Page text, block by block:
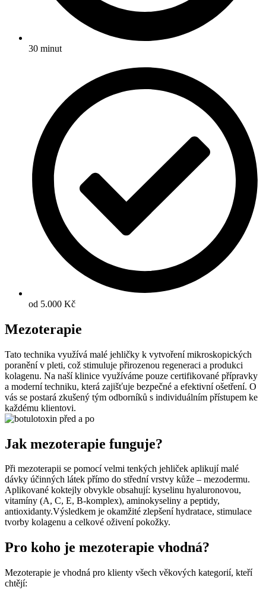
30 minut
od 5.000 Kč
Mezoterapie
Tato technika využívá malé jehličky k vytvoření mikroskopických
poranění v pleti, což stimuluje přirozenou regeneraci a produkci
kolagenu. Na naší klinice využíváme pouze certifikované přípravky
a moderní techniku, která zajišťuje bezpečné a efektivní ošetření. O
vás se postará zkušený tým odborníků s individuálním přístupem ke
každému klientovi.
Jak mezoterapie funguje?
Při mezoterapii se pomocí velmi tenkých jehliček aplikují malé
dávky účinných látek přímo do střední vrstvy kůže – mezodermu.
Aplikované koktejly obvykle obsahují: kyselinu hyaluronovou,
vitamíny (A, C, E, B-komplex), aminokyseliny a peptidy,
antioxidanty.Výsledkem je okamžité zlepšení hydratace, stimulace
tvorby kolagenu a celkové oživení pokožky.
Pro koho je mezoterapie vhodná?
Mezoterapie je vhodná pro klienty všech věkových kategorií, kteří
chtějí: